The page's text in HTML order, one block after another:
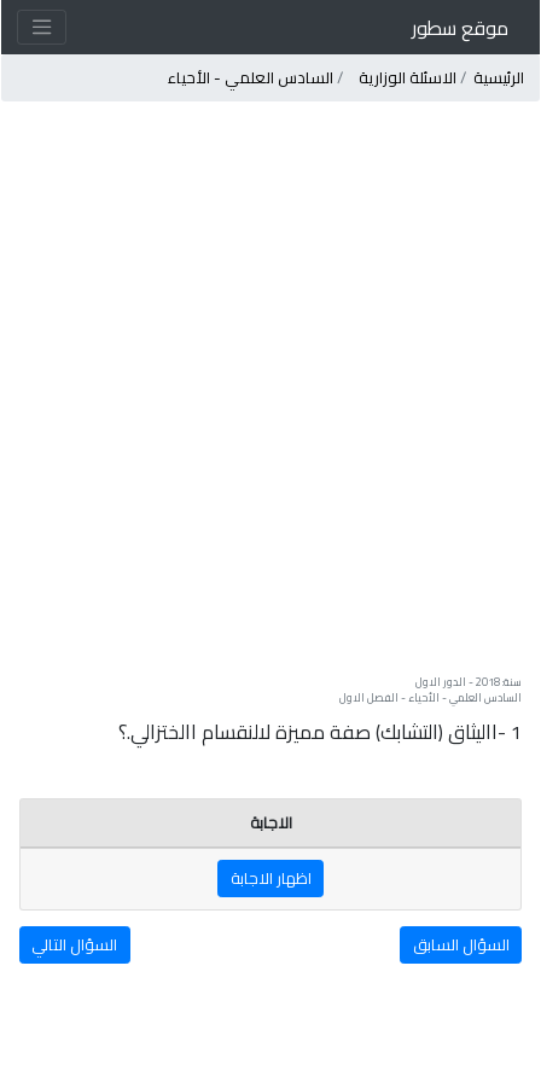
موقع سطور
الرئيسية الاسئلة الوزارية السادس العلمي - الأحياء
سنة: 2018 - الدور الاول
السادس العلمي - الأحياء - الفصل الاول
الاجابة
اظهار الاجابة
السؤال السابق السؤال التالي